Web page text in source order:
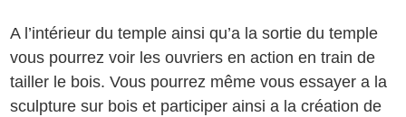
A l’intérieur du temple ainsi qu’a la sortie du temple
vous pourrez voir les ouvriers en action en train de
tailler le bois. Vous pourrez même vous essayer a la
sculpture sur bois et participer ainsi a la création de